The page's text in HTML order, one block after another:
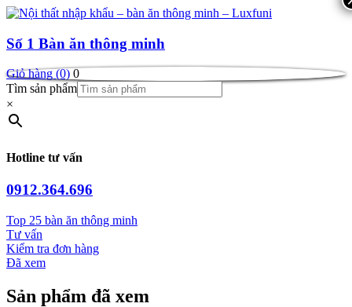
Số 1 Bàn ăn thông minh
Giỏ hàng (0) 0
Tìm sản phẩm
×
Hotline tư vấn
0912.364.696
Top 25 bàn ăn thông minh
Tư vấn
Kiểm tra đơn hàng
Đã xem
Sản phẩm đã xem